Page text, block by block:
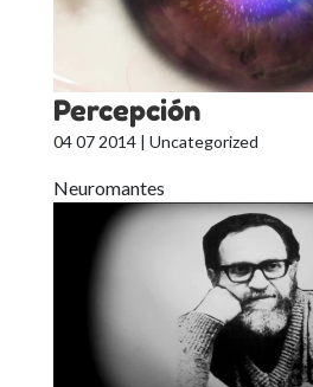
Percepción
04 07 2014| Uncategorized
Neuromantes